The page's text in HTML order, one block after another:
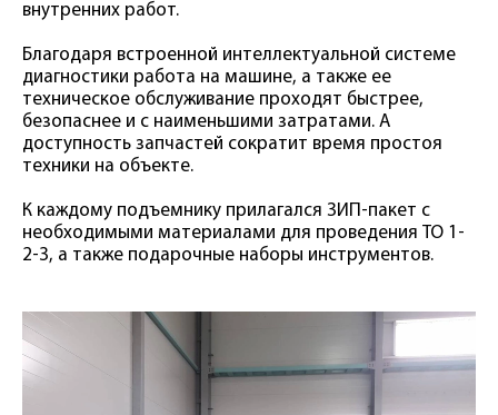
внутренних работ.
Благодаря встроенной интеллектуальной системе
диагностики работа на машине, а также ее
техническое обслуживание проходят быстрее,
безопаснее и с наименьшими затратами. А
доступность запчастей сократит время простоя
техники на объекте.
К каждому подъемнику прилагался ЗИП-пакет с
необходимыми материалами для проведения ТО 1-
2-3, а также подарочные наборы инструментов.